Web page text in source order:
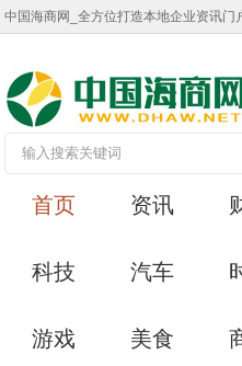
中国海商网_全方位打造本地企业资讯门
首页 资讯
科技 汽车
游戏 美食